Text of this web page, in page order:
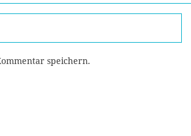
speichern.